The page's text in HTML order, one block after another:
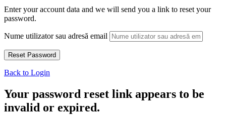
Enter your account data and we will send you a link to reset your
password.
Nume utilizator sau adresă email
Back to Login
Your password reset link appears to be
invalid or expired.